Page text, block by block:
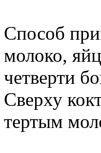
Способ
молоко,
четверти
Сверху
тертым